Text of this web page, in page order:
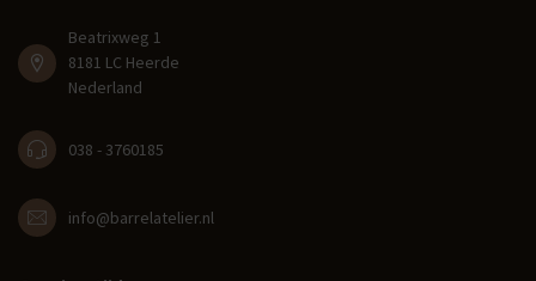
Beatrixweg 1
8181 LC Heerde
Nederland
038 - 3760185
info@barrelatelier.nl